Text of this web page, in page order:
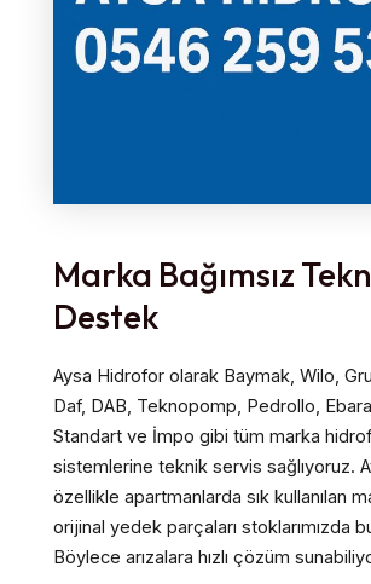
Marka Bağımsız
Destek
Aysa Hidrofor olarak Baymak, Wilo,
Daf, DAB, Teknopomp, Pedrollo,
Standart ve İmpo gibi tüm marka
sistemlerine teknik servis sağlıyoruz.
özellikle apartmanlarda sık kullanılan
orijinal yedek parçaları stoklarımızda
Böylece arızalara hızlı çözüm